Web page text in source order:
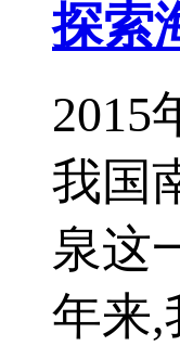
探索
2015
我国
泉这
年来